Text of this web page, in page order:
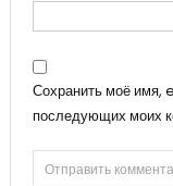
Сохранить моё имя,
последующих моих